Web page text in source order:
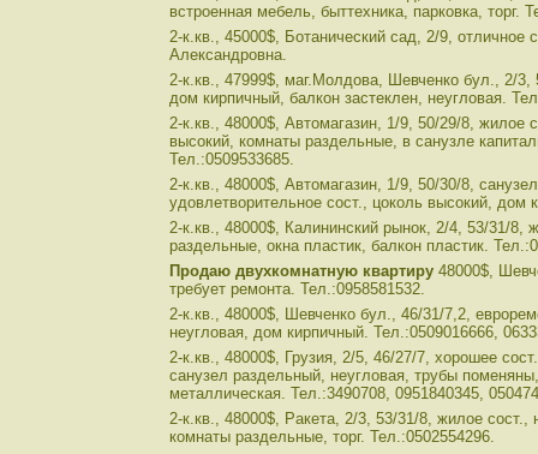
встроенная мебель, быттехника, парковка, торг.
2-к.кв., 45000$, Ботанический сад, 2/9, отличное
Александровна.
2-к.кв., 47999$, маг.Молдова, Шевченко бул., 2/3,
дом кирпичный, балкон застеклен, неугловая.
2-к.кв., 48000$, Автомагазин, 1/9, 50/29/8, жилое
высокий, комнаты раздельные, в санузле
Тел.:0509533685.
2-к.кв., 48000$, Автомагазин, 1/9, 50/30/8,
удовлетворительное сост., цоколь высокий, дом
2-к.кв., 48000$, Калининский рынок, 2/4, 53/31/8,
раздельные, окна пластик, балкон пластик.
Продаю двухкомнатную квартиру 48000$,
требует ремонта. Тел.:0958581532.
2-к.кв., 48000$, Шевченко бул., 46/31/7,2,
неугловая, дом кирпичный. Тел.:0509016666,
2-к.кв., 48000$, Грузия, 2/5, 46/27/7, хорошее
санузел раздельный, неугловая, трубы
металлическая. Тел.:3490708, 0951840345,
2-к.кв., 48000$, Ракета, 2/3, 53/31/8, жилое сост.,
комнаты раздельные, торг. Тел.:0502554296.